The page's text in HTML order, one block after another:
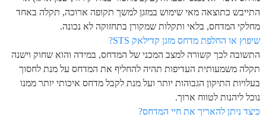
התייבש כתוצאה מאי שימוש במזגן למשך תקופה ארוכה, תקלה באחד
מחלקי המדחס, בלאי ותקלות שמקורן בתחזוקה לא נכונה.
שיפוץ או החלפת מדחס מזגן קדילאק STS?
התשובה לכך קשורה למצב המכני של המדחס, במידה והוא שחוק וישנה
תקלה משמעותית העדיפות תהיה להחליף את המדחס על מנת לחסוך
בעלויות התיקון הגבוהות יותר ועל מנת לקבל מדחס איכותי יותר ממנו
נוכל ליהנות לטווח ארוך.
כיצד ניתן להאריך את חיי המדחס?